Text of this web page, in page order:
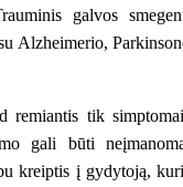
galvos
Alzheimerio,
remiantis tik
gali būti
kreiptis į gydytoją,